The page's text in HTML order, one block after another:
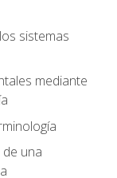
sistemas
mediante
una